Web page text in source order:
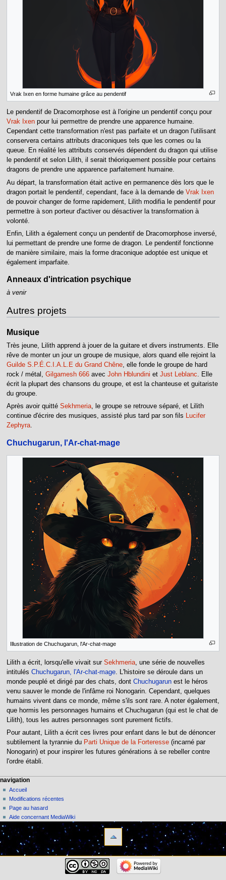
Vrak Ixen en forme humaine grâce au pendentif
Le pendentif de Dracomorphose est à l'origine un pendentif conçu pour
Vrak Ixenpour lui permettre de prendre une apparence humaine.
Cependant cette transformation n'est pas parfaite et un dragon l'utilisant
conservera certains attributs draconiques tels que les cornes ou la
queue. En réalité les attributs conservés dépendent du dragon qui utilise
le pendentif et selon Lilith, il serait théoriquement possible pour certains
dragons de prendre une apparence parfaitement humaine.
Au départ, la transformation était active en permanence dès lors que le
dragon portait le pendentif, cependant, face à la demande de Vrak Ixen
de pouvoir changer de forme rapidement, Lilith modifia le pendentif pour
permettre à son porteur d'activer ou désactiver la transformation à
volonté.
Enfin, Lilith a également conçu un pendentif de Dracomorphose inversé,
lui permettant de prendre une forme de dragon. Le pendentif fonctionne
de manière similaire, mais la forme draconique adoptée est unique et
également imparfaite.
Anneaux d'intrication psychique
à venir
Autres projets
Musique
Très jeune, Lilith apprend à jouer de la guitare et divers instruments. Elle
rêve de monter un jour un groupe de musique, alors quand elle rejoint la
Guilde S.P.É.C.I.A.L.E du Grand Chêne, elle fonde le groupe de hard
rock / métal, Gilgamesh 666avec John Hblundini et Just Leblanc . Elle
écrit la plupart des chansons du groupe, et est la chanteuse et guitariste
du groupe.
Après avoir quitté Sekhmeria, le groupe se retrouve séparé, et Lilith
continue d'écrire des musiques, assisté plus tard par son fils Lucifer
Zephyra.
Chuchugarun, l'Ar-chat-mage
Illustration de Chuchugarun, l'Ar-chat-mage
Lilith a écrit, lorsqu'elle vivait sur Sekhmeria, une série de nouvelles
intitulés Chuchugarun, l'Ar-chat-mage. L'histoire se déroule dans un
monde peuplé et dirigé par des chats, dont Chuchugarunest le héros
venu sauver le monde de l'infâme roi Nonogarin. Cependant, quelques
humains vivent dans ce monde, même s'ils sont rare. A noter également,
que hormis les personnages humains et Chuchugarun (qui est le chat de
Lilith), tous les autres personnages sont purement fictifs.
Pour autant, Lilith a écrit ces livres pour enfant dans le but de dénoncer
subtilement la tyrannie du Parti Unique de la Forteresse(incarné par
Nonogarin) et pour inspirer les futures générations à se rebeller contre
l'ordre établi.
navigation
Accueil
Modifications récentes
Page au hasard
Aide concernant MediaWiki